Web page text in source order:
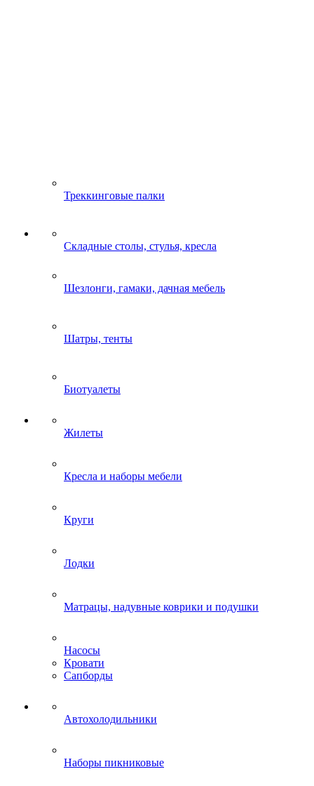
Треккинговые палки
Складные столы, стулья, кресла
Шезлонги, гамаки, дачная мебель
Шатры, тенты
Биотуалеты
Жилеты
Кресла и наборы мебели
Круги
Лодки
Матрацы, надувные коврики и подушки
Насосы
Кровати
Сапборды
Автохолодильники
Наборы пикниковые